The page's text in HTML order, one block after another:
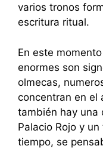
varios tronos
escritura ritual.
En este
enormes son
olmecas,
concentran en el
también hay una
Palacio Rojo y
tiempo, se